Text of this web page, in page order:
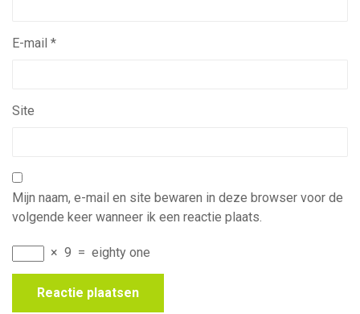
E-mail *
Site
Mijn naam, e-mail en site bewaren in deze browser voor de
volgende keer wanneer ik een reactie plaats.
× 9 = eighty one